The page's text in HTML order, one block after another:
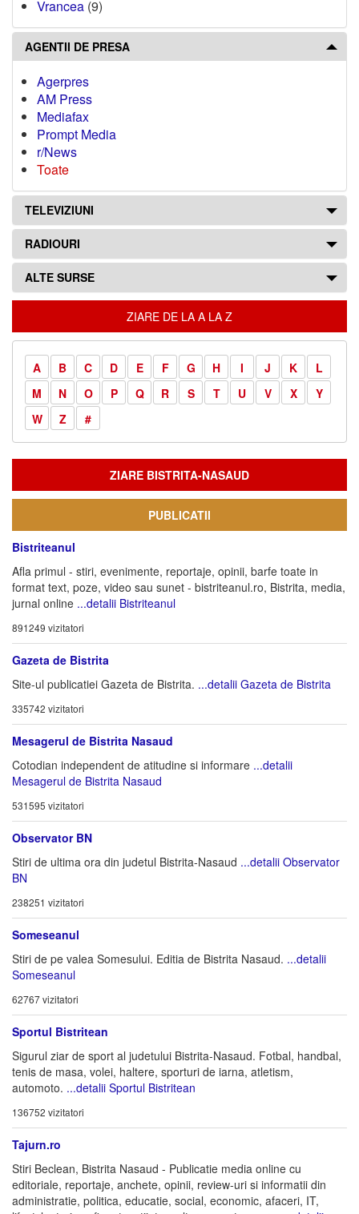
Vrancea (9)
AGENTII DE PRESA
Agerpres
AM Press
Mediafax
Prompt Media
r/News
Toate
TELEVIZIUNI
RADIOURI
ALTE SURSE
ZIARE DE LA A LA Z
A B C D E F G H I J K
L
M
N O P Q R S T U V X
Y
W
Z #
ZIARE BISTRITA-NASAUD
PUBLICATII
Bistriteanul
Afla primul - stiri, evenimente, reportaje, opinii, barfe toate in
format text, poze, video sau sunet - bistriteanul.ro, Bistrita, media,
jurnal online ...detalii Bistriteanul
891249 vizitatori
Gazeta de Bistrita
Site-ul publicatiei Gazeta de Bistrita. ...detalii Gazeta de Bistrita
335742 vizitatori
Mesagerul de Bistrita Nasaud
Cotodian independent de atitudine si informare ...detalii
Mesagerul de Bistrita Nasaud
531595 vizitatori
Observator BN
Stiri de ultima ora din judetul Bistrita-Nasaud ...detalii Observator
BN
238251 vizitatori
Someseanul
Stiri de pe valea Somesului. Editia de Bistrita Nasaud. ...detalii
Someseanul
62767 vizitatori
Sportul Bistritean
Sigurul ziar de sport al judetului Bistrita-Nasaud. Fotbal, handbal,
tenis de masa, volei, haltere, sporturi de iarna, atletism,
automoto. ...detalii Sportul Bistritean
136752 vizitatori
Tajurn.ro
Stiri Beclean, Bistrita Nasaud - Publicatie media online cu
editoriale, reportaje, anchete, opinii, review-uri si informatii din
administratie, politica, educatie, social, economic, afaceri, IT,